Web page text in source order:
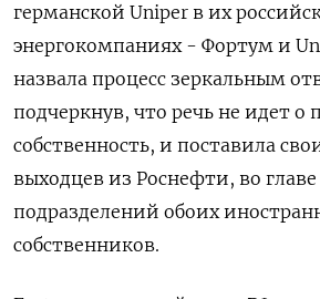
германской Uniper в их
энергокомпаниях - Фортум и
назвала процесс зеркальным
подчеркнув, что речь не идет о
собственность, и поставила
выходцев из Роснефти, во
подразделений обоих
собственников.